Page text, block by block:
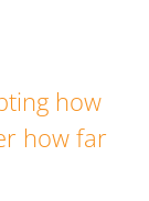
how
how far